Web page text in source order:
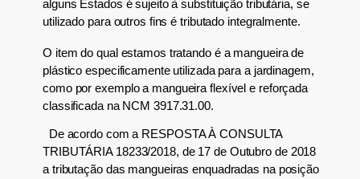
alguns Estados é sujeito à substituição tributária, se
utilizado para outros fins é tributado integralmente.
O item do qual estamos tratando é a mangueira de
plástico especificamente utilizada para a jardinagem,
como por exemplo a mangueira flexível e reforçada
classificada na NCM 3917.31.00.
De acordo com a RESPOSTA À CONSULTA
TRIBUTÁRIA 18233/2018, de 17 de Outubro de 2018
a tributação das mangueiras enquadradas na posição